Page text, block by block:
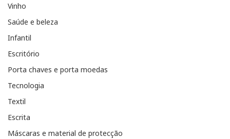
Vinho
Saúde e beleza
Infantil
Escritório
Porta chaves e porta moedas
Tecnologia
Textil
Escrita
Máscaras e material de protecção